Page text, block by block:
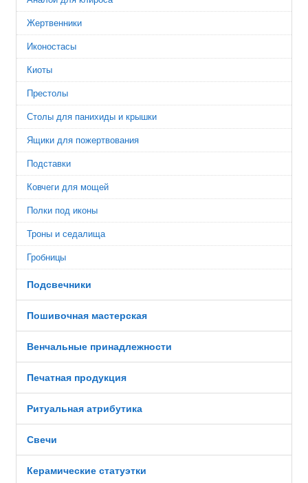
Жертвенники
Иконостасы
Киоты
Престолы
Столы для панихиды и крышки
Ящики для пожертвования
Подставки
Ковчеги для мощей
Полки под иконы
Троны и седалища
Гробницы
Подсвечники
Пошивочная мастерская
Венчальные принадлежности
Печатная продукция
Ритуальная атрибутика
Свечи
Керамические статуэтки